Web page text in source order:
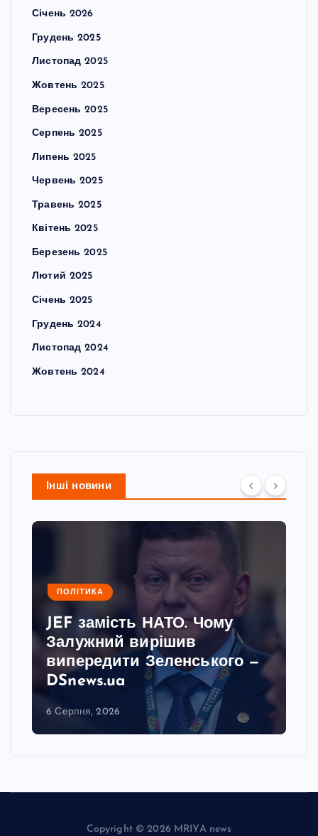
Січень 2026
Грудень 2025
Листопад 2025
Жовтень 2025
Вересень 2025
Серпень 2025
Липень 2025
Червень 2025
Травень 2025
Квітень 2025
Березень 2025
Лютий 2025
Січень 2025
Грудень 2024
Листопад 2024
Жовтень 2024
Інші новини
ПОЛІТИКА
JEF замість НАТО. Чому
Залужний вирішив
випередити Зеленського —
DSnews.ua
6 Серпня, 2026
Copyright © 2026 MRIYA news